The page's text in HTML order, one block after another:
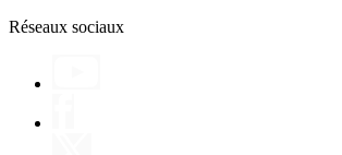
Réseaux sociaux